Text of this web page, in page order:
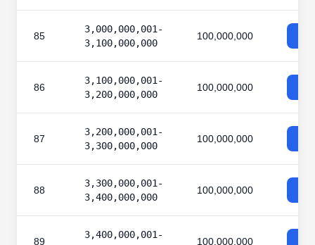
85
3,000,000,001-
3,100,000,000
100,000,000
86
3,100,000,001-
3,200,000,000
100,000,000
87
3,200,000,001-
3,300,000,000
100,000,000
88
3,300,000,001-
3,400,000,000
100,000,000
89
3,400,000,001-
100,000,000